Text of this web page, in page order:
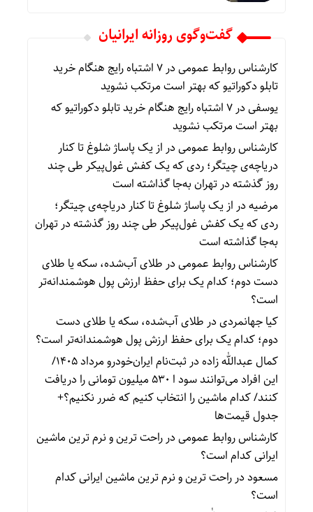
گفت‌وگوی روزانه ایرانیان
کارشناس روابط عمومیدر
۷ اشتباه رایج هنگام خرید
تابلو دکوراتیو که بهتر است مرتکب نشوید
یوسفیدر
۷ اشتباه رایج هنگام خرید تابلو دکوراتیو که
بهتر است مرتکب نشوید
کارشناس روابط عمومیدر از یک پاساژ شلوغ تا کنار
دریاچه‌ی چیتگر؛ ردی که یک کفش غول‌پیکر طی چند
روز گذشته در تهران به‌جا گذاشته است
مرضیهدر از یک پاساژ شلوغ تا کنار دریاچه‌ی چیتگر؛
ردی که یک کفش غول‌پیکر طی چند روز گذشته در تهران
به‌جا گذاشته است
کارشناس روابط عمومیدر طلای آب‌شده، سکه یا طلای
دست دوم؛ کدام یک برای حفظ ارزش پول هوشمندانه‌تر
است؟
کیا جهانمردیدر طلای آب‌شده، سکه یا طلای دست
دوم؛ کدام یک برای حفظ ارزش پول هوشمندانه‌تر است؟
کمال عبدالله زادهدر
ثبت‌نام ایران‌خودرو مرداد ۱۴۰۵/
این افراد می‌توانند سود ا ۵۳۰ میلیون تومانی را دریافت
کنند/ کدام ماشین را انتخاب کنیم که ضرر نکنیم؟+
جدول قیمت‌ها
کارشناس روابط عمومیدرراحت ترین و نرم ترین ماشین
ایرانی کدام است؟
مسعوددرراحت ترین و نرم ترین ماشین ایرانی کدام
است؟